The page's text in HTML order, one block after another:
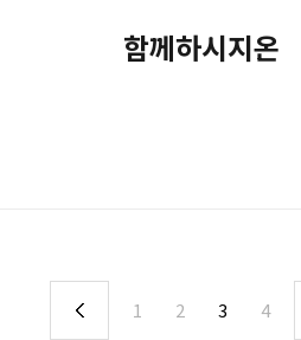
함께하시지온
1 2 3 4